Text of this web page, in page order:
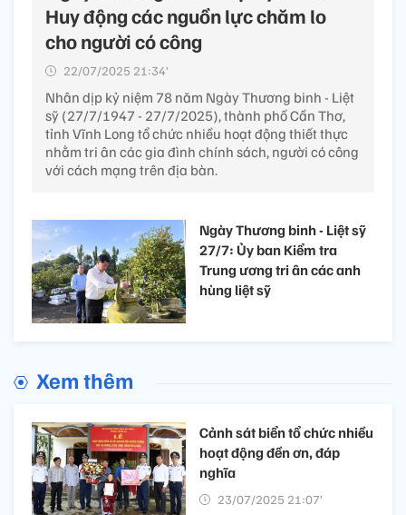
Huy động các nguồn lực chăm lo
cho người có công
22/07/2025 21:34’
Nhân dịp kỷ niệm 78 năm Ngày Thương binh - Liệt
sỹ (27/7/1947 - 27/7/2025), thành phố Cần Thơ,
tỉnh Vĩnh Long tổ chức nhiều hoạt động thiết thực
nhằm tri ân các gia đình chính sách, người có công
với cách mạng trên địa bàn.
Ngày Thương binh - Liệt sỹ
27/7: Ủy ban Kiểm tra
Trung ương tri ân các anh
hùng liệt sỹ
Xem thêm
Cảnh sát biển tổ chức nhiều
hoạt động đền ơn, đáp
nghĩa
23/07/2025 21:07’